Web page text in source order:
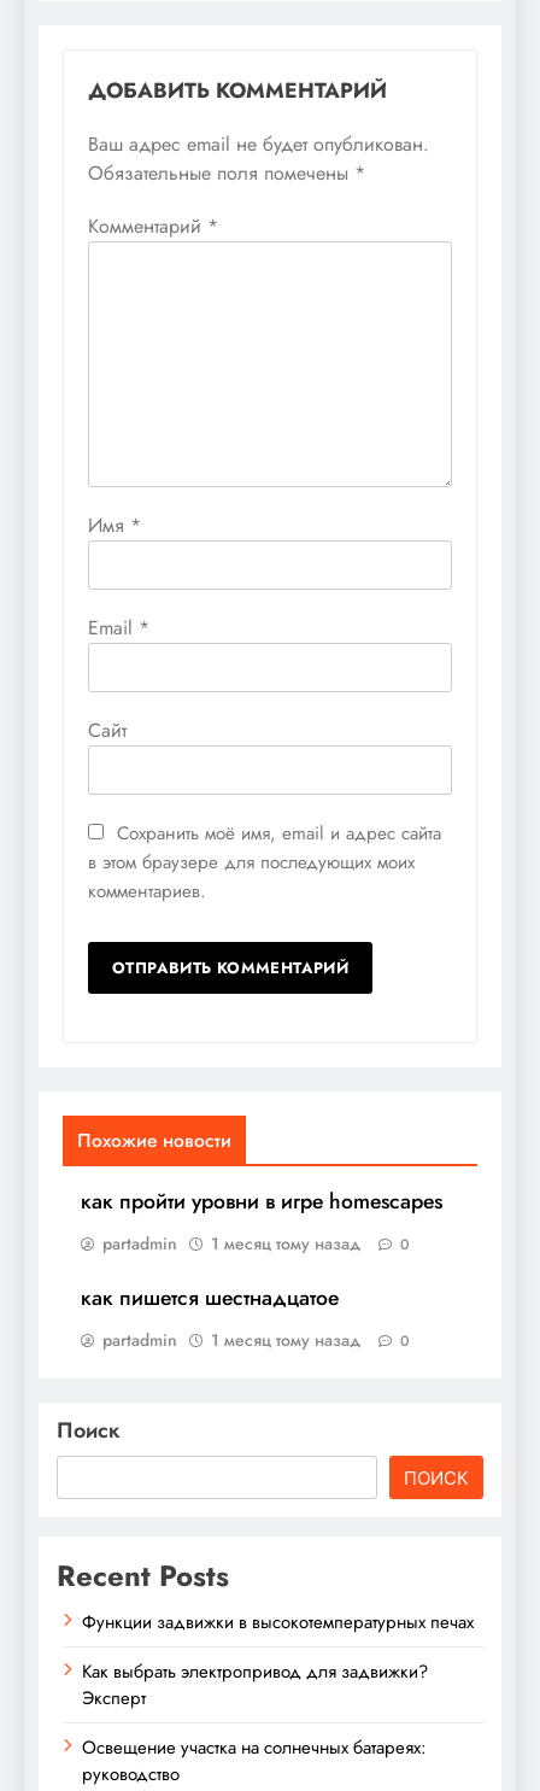
ДОБАВИТЬ КОММЕНТАРИЙ
Ваш адрес email не будет опубликован.
Обязательные поля помечены *
Комментарий *
Имя *
Email *
Сайт
Сохранить моё имя, email и адрес сайта
в этом браузере для последующих моих
комментариев.
Похожие новости
как пройти уровни в игре homescapes
partadmin 1 месяц тому назад 0
как пишется шестнадцатое
partadmin 1 месяц тому назад 0
Поиск
ПОИСК
Recent Posts
Функции задвижки в высокотемпературных печах
Как выбрать электропривод для задвижки?
Эксперт
Освещение участка на солнечных батареях:
руководство